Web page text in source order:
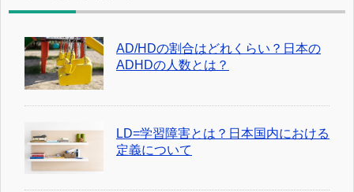
AD/HDの割合はどれくらい？日本の
ADHDの人数とは？
LD=学習障害とは？日本国内における
定義について